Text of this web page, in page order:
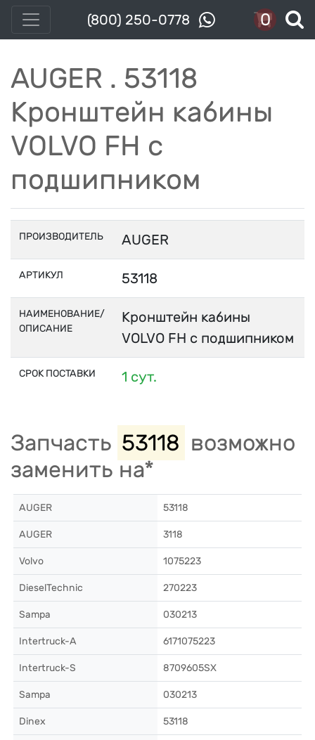
(800) 250-0778 0
AUGER . 53118
Кронштейн кабины
VOLVO FH с
подшипником
ПРОИЗВОДИТЕЛЬ AUGER
АРТИКУЛ 53118
НАИМЕНОВАНИЕ/
ОПИСАНИЕ
Кронштейн кабины
VOLVO FH с подшипником
СРОК ПОСТАВКИ 1 сут.
Запчасть 53118 возможно
заменить на*
AUGER 53118
AUGER 3118
Volvo 1075223
DieselTechnic 270223
Sampa 030213
Intertruck-A 6171075223
Intertruck-S 8709605SX
Sampa 030213
Dinex 53118